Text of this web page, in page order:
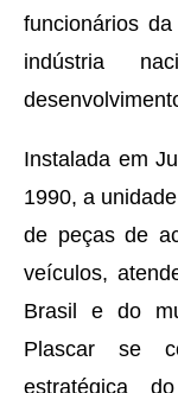
funcionários
indústria
Instalada em
1990, a
de peças de
veículos,
Brasil e do
Plascar se
estratégica